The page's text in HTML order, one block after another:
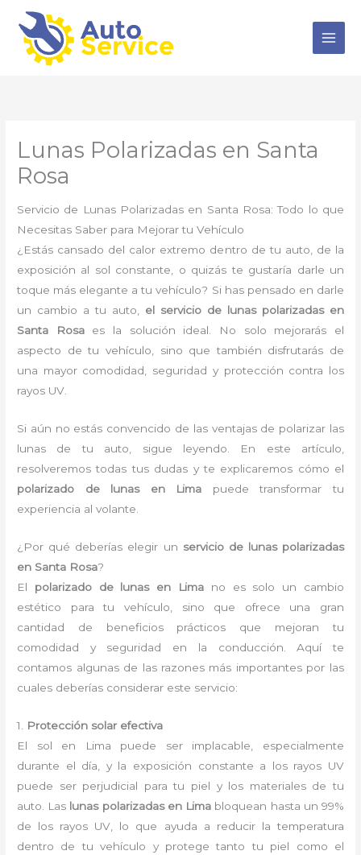
contenido
Lunas Polarizadas en Santa
Rosa
Servicio de Lunas Polarizadas en Santa Rosa: Todo lo que
Necesitas Saber para Mejorar tu Vehículo
¿Estás cansado del calor extremo dentro de tu auto, de la
exposición al sol constante, o quizás te gustaría darle un
toque más elegante a tu vehículo? Si has pensado en darle
un cambio a tu auto, el servicio de lunas polarizadas en
Santa Rosaes la solución ideal. No solo mejorarás el
aspecto de tu vehículo, sino que también disfrutarás de
una mayor comodidad, seguridad y protección contra los
rayos UV.
Si aún no estás convencido de las ventajas de polarizar las
lunas de tu auto, sigue leyendo. En este artículo,
resolveremos todas tus dudas y te explicaremos cómo el
polarizado de lunas en Lima puede transformar tu
experiencia al volante.
¿Por qué deberías elegir un servicio de lunas polarizadas
en Santa Rosa?
El polarizado de lunas en Lima no es solo un cambio
estético para tu vehículo, sino que ofrece una gran
cantidad de beneficios prácticos que mejoran tu
comodidad y seguridad en la conducción. Aquí te
contamos algunas de las razones más importantes por las
cuales deberías considerar este servicio:
1.
Protección solar efectiva
El sol en Lima puede ser implacable, especialmente
durante el día, y la exposición constante a los rayos UV
puede ser perjudicial para tu piel y los materiales de tu
auto. Las lunas polarizadas en Lima bloquean hasta un 99%
de los rayos UV, lo que ayuda a reducir la temperatura
dentro de tu vehículo y protege tanto tu piel como el